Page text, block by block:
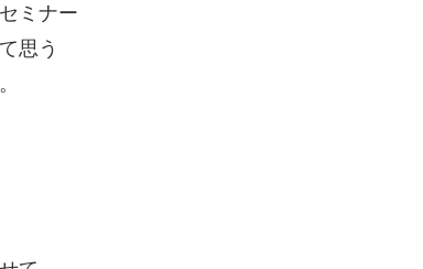
ミナー
思う